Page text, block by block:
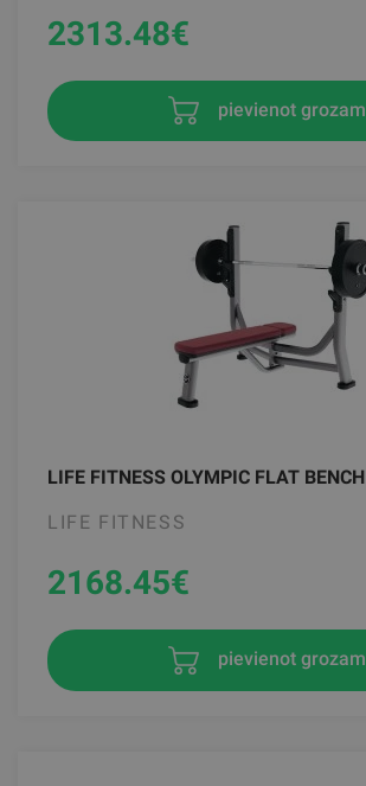
2313.48€
pievienot grozam
LIFE FITNESS OLYMPIC FLAT BENCH
LIFE FITNESS
2168.45€
pievienot grozam